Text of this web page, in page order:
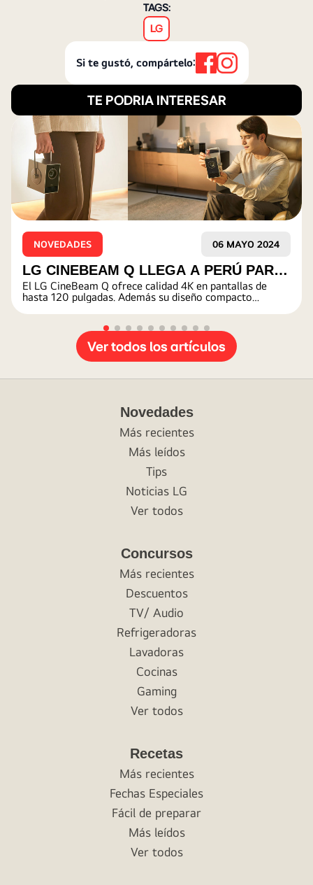
TAGS:
LG
Si te gustó, compártelo:
TE PODRIA INTERESAR
NOVEDADES 06 MAYO 2024
LG CINEBEAM Q LLEGA A PERÚ PARA
TRANSFORMAR LA EXPERIENCIA
CINEMATOGRÁFICA EN CASA
El LG CineBeam Q ofrece calidad 4K en pantallas de
hasta 120 pulgadas. Además su diseño compacto
Ver todos los artículos
Novedades
Más recientes
Más leídos
Tips
Noticias LG
Ver todos
Concursos
Más recientes
Descuentos
TV/ Audio
Refrigeradoras
Lavadoras
Cocinas
Gaming
Ver todos
Recetas
Más recientes
Fechas Especiales
Fácil de preparar
Más leídos
Ver todos